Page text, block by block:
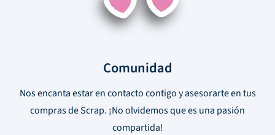
Comunidad
Nos encanta estar en contacto contigo y asesorarte en tus
compras de Scrap. ¡No olvidemos que es una pasión
compartida!